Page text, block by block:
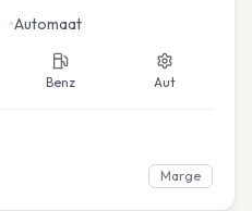
•Automaat
Benz Aut
Marge